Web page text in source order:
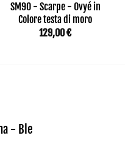
SM90 - Scarpe - Ovyé in
Colore testa di moro
129,00€
- Ble